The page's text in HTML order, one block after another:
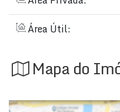
Área Útil:
Mapa do